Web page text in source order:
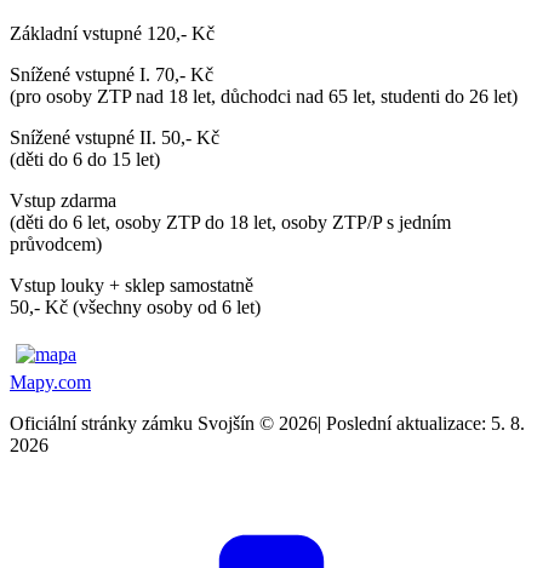
Základní vstupné 120,- Kč
Snížené vstupné I. 70,- Kč
(pro osoby ZTP nad 18 let, důchodci nad 65 let, studenti do 26 let)
Snížené vstupné II. 50,- Kč
(děti do 6 do 15 let)
Vstup zdarma
(děti do 6 let, osoby ZTP do 18 let, osoby ZTP/P s jedním
průvodcem)
Vstup louky + sklep samostatně
50,- Kč (všechny osoby od 6 let)
Mapy.com
Oficiální stránky zámku Svojšín © 2026| Poslední aktualizace: 5. 8.
2026